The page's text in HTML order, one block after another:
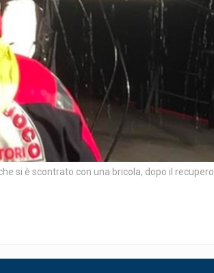
si è scontrato con una bricola, dopo il recupero